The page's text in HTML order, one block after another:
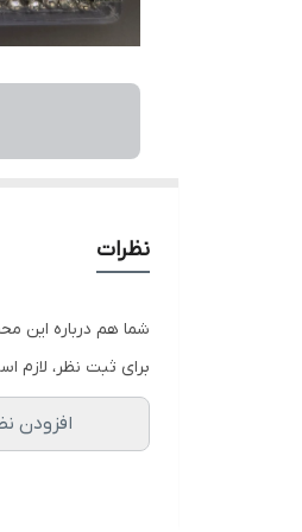
نظرات
شما هم درباره این
برای ثبت نظر، لازم
افزودن